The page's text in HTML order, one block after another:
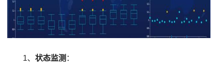
1、 状态监测 ：